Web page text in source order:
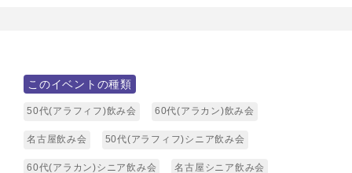
このイベントの種類
50代(アラフィフ)飲み会 60代(アラカン)飲み会
名古屋飲み会 50代(アラフィフ)シニア飲み会
60代(アラカン)シニア飲み会 名古屋シニア飲み会